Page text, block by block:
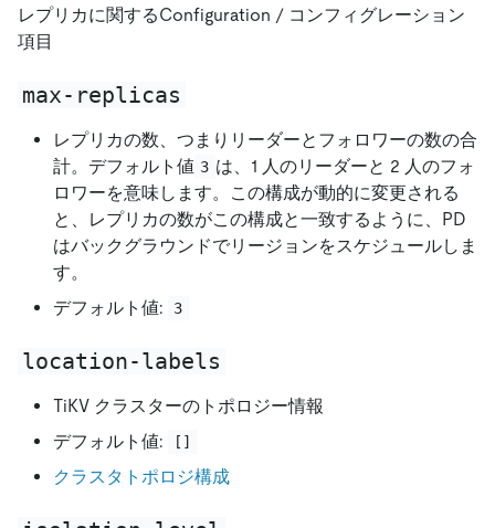
レプリカに関するConfiguration / コンフィグレーション
項目
max-replicas
レプリカの数、つまりリーダーとフォロワーの数の合
計。デフォルト値 3 は、1 人のリーダーと 2 人のフォ
ロワーを意味します。この構成が動的に変更される
と、レプリカの数がこの構成と一致するように、PD
はバックグラウンドでリージョンをスケジュールしま
す。
デフォルト値:
3
location-labels
TiKV クラスターのトポロジー情報
デフォルト値:
[]
クラスタトポロジ構成